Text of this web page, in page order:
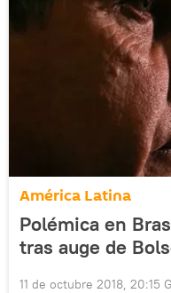
América Latina
Polémica en
tras auge de
11 de octubre 2018, 20:15